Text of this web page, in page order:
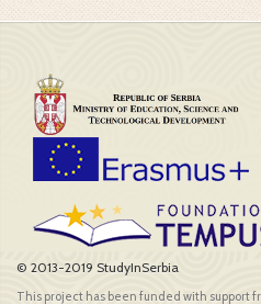
© 2013-2019 StudyInSerbia
This project has been funded with support